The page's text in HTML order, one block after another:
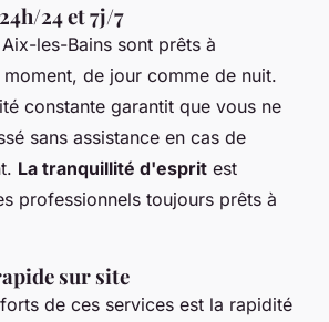
24 et 7j/7
les-Bains sont prêts à
de jour comme de nuit.
constante garantit que vous ne
sans assistance en cas de
La tranquillité d'esprit est
professionnels toujours prêts à
sur site
de ces services est la rapidité